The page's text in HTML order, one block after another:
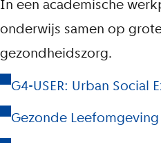
In een academische
onderwijs samen op
gezondheidszorg.
G4-USER: Urban Social
Gezonde Leefomgeving